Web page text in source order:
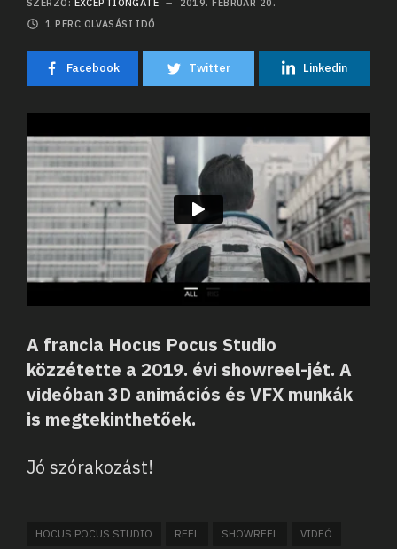
SZERZŐ: EXCEPTIONGATE
2019. FEBRUÁR 20.
1 PERC OLVASÁSI IDŐ
Facebook Twitter Linkedin
A francia Hocus Pocus Studio
közzétette a 2019. évi showreel-jét. A
videóban 3D animációs és VFX munkák
is megtekinthetőek.
Jó szórakozást!
HOCUS POCUS STUDIO REEL SHOWREEL VIDEÓ